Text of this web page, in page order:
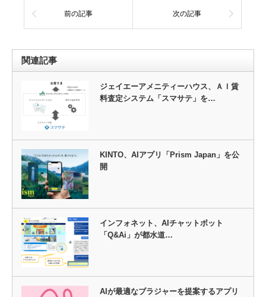
前の記事 次の記事
関連記事
ジェイエーアメニティーハウス、ＡＩ賃
料査定システム「スマサテ」を…
KINTO、AIアプリ「Prism Japan」を公
開
インフォネット、AIチャットボット
「Q&Ai」が都水道…
AIが最適なブラジャーを提案するアプリ